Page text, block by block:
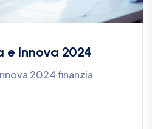
e Innova 2024
2024 finanzia